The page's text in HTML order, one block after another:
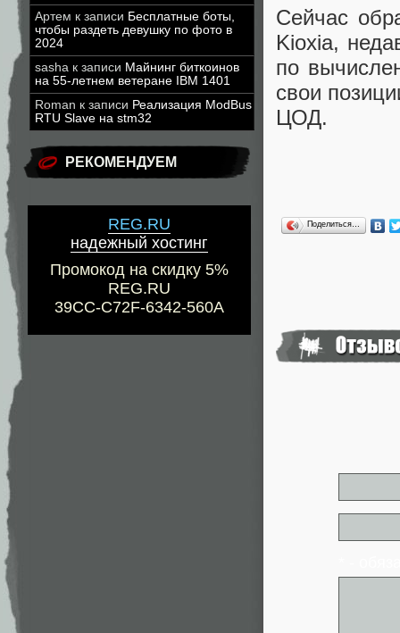
Артем к записи Бесплатные боты,
чтобы раздеть девушку по фото в
2024
sasha к записи Майнинг биткоинов
на 55-летнем ветеране IBM 1401
Roman к записи Реализация ModBus
RTU Slave на stm32
РЕКОМЕНДУЕМ
REG.RU
надежный хостинг
Промокод на скидку 5%
REG.RU
39CC-C72F-6342-560A
Сейчас
Kioxia,
по
свои
ЦОД.
Поделиться…